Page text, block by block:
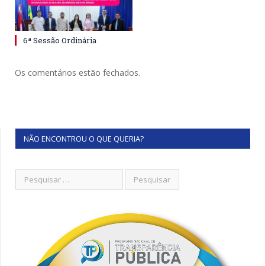
6ª Sessão Ordinária
Os comentários estão fechados.
NÃO ENCONTROU O QUE QUERIA?